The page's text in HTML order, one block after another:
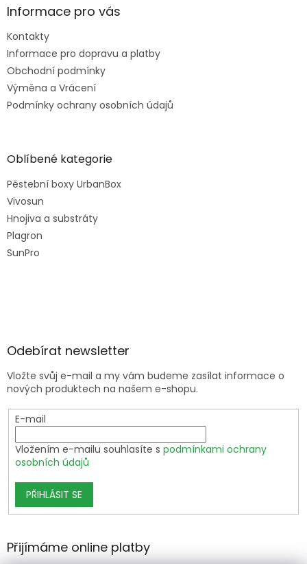
Informace pro vás
Kontakty
Informace pro dopravu a platby
Obchodní podmínky
Výměna a Vrácení
Podmínky ochrany osobních údajů
Oblíbené kategorie
Pěstební boxy UrbanBox
Vivosun
Hnojiva a substráty
Plagron
SunPro
Odebírat newsletter
Vložte svůj e-mail a my vám budeme zasílat informace o
nových produktech na našem e-shopu.
E-mail
Vložením e-mailu souhlasíte s podmínkami ochrany
osobních údajů
PŘIHLÁSIT SE
Přijímáme online platby